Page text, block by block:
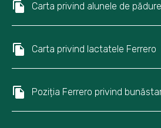
Carta privind alunele de
Carta privind lactatele Ferrero
Poziția Ferrero privind